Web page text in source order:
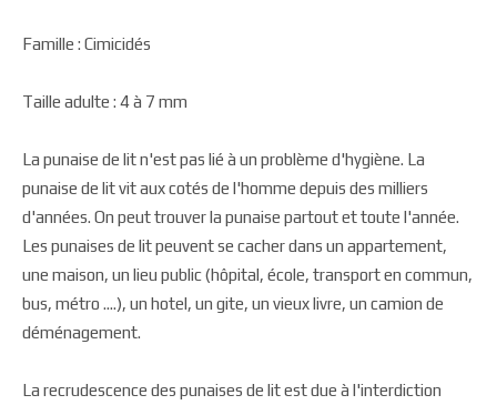
Famille : Cimicidés
Taille adulte : 4 à 7 mm
La punaise de lit n'est pas lié à un problème d'hygiène. La
punaise de lit vit aux cotés de l'homme depuis des milliers
d'années. On peut trouver la punaise partout et toute l'année.
Les punaises de lit peuvent se cacher dans un appartement,
une maison, un lieu public (hôpital, école, transport en commun,
bus, métro ....), un hotel, un gite, un vieux livre, un camion de
déménagement.
La recrudescence des punaises de lit est due à l'interdiction